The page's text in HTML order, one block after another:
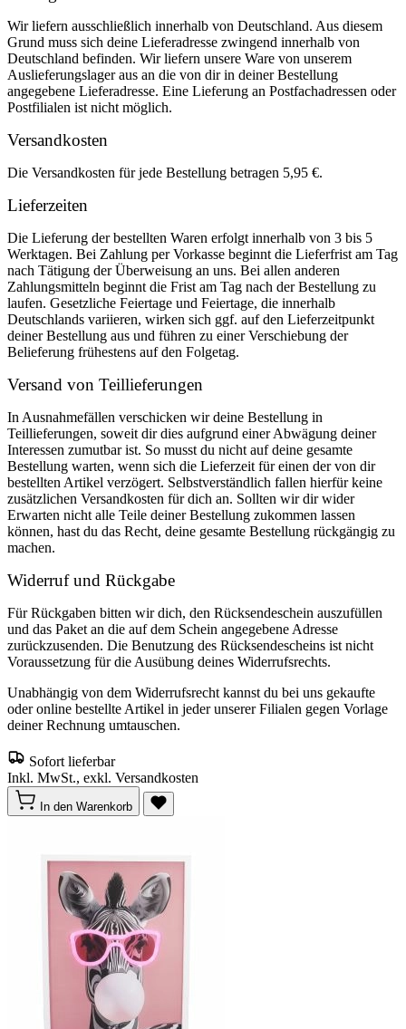
Wir liefern ausschließlich innerhalb von Deutschland. Aus diesem
Grund muss sich deine Lieferadresse zwingend innerhalb von
Deutschland befinden. Wir liefern unsere Ware von unserem
Auslieferungslager aus an die von dir in deiner Bestellung
angegebene Lieferadresse. Eine Lieferung an Postfachadressen oder
Postfilialen ist nicht möglich.
Versandkosten
Die Versandkosten für jede Bestellung betragen 5,95 €.
Lieferzeiten
Die Lieferung der bestellten Waren erfolgt innerhalb von 3 bis 5
Werktagen. Bei Zahlung per Vorkasse beginnt die Lieferfrist am Tag
nach Tätigung der Überweisung an uns. Bei allen anderen
Zahlungsmitteln beginnt die Frist am Tag nach der Bestellung zu
laufen. Gesetzliche Feiertage und Feiertage, die innerhalb
Deutschlands variieren, wirken sich ggf. auf den Lieferzeitpunkt
deiner Bestellung aus und führen zu einer Verschiebung der
Belieferung frühestens auf den Folgetag.
Versand von Teillieferungen
In Ausnahmefällen verschicken wir deine Bestellung in
Teillieferungen, soweit dir dies aufgrund einer Abwägung deiner
Interessen zumutbar ist. So musst du nicht auf deine gesamte
Bestellung warten, wenn sich die Lieferzeit für einen der von dir
bestellten Artikel verzögert. Selbstverständlich fallen hierfür keine
zusätzlichen Versandkosten für dich an. Sollten wir dir wider
Erwarten nicht alle Teile deiner Bestellung zukommen lassen
können, hast du das Recht, deine gesamte Bestellung rückgängig zu
machen.
Widerruf und Rückgabe
Für Rückgaben bitten wir dich, den Rücksendeschein auszufüllen
und das Paket an die auf dem Schein angegebene Adresse
zurückzusenden. Die Benutzung des Rücksendescheins ist nicht
Voraussetzung für die Ausübung deines Widerrufsrechts.
Unabhängig von dem Widerrufsrecht kannst du bei uns gekaufte
oder online bestellte Artikel in jeder unserer Filialen gegen Vorlage
deiner Rechnung umtauschen.
Sofort lieferbar
Inkl. MwSt., exkl. Versandkosten
In den Warenkorb